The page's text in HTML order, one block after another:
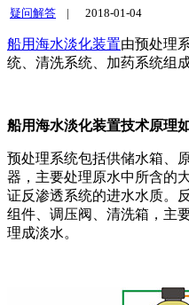
疑问解答 | 2018-01-04
船用海水淡化装置由预处理
统、清洗系统、加药系统组成
船用海水淡化装置技术原理
预处理系统包括供储水箱、
器，主要处理原水中所含的
证反渗透系统的进水水质。
组件、调压阀、清洗箱，主
理成淡水。